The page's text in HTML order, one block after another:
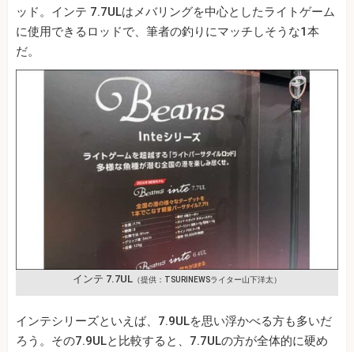
ッド。インテ 7.7ULはメバリングを中心としたライトゲーム
に使用できるロッドで、筆者の釣りにマッチしそうな1本
だ。
インテ 7.7UL （提供：TSURINEWSライター山下洋太）
インテシリーズといえば、7.9ULを思い浮かべる方も多いだ
ろう。その7.9ULと比較すると、7.7ULの方が全体的に硬め